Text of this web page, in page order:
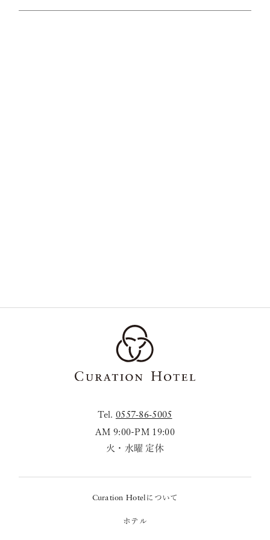
Tel. 0557-86-5005
AM 9:00-PM 19:00
火・水曜 定休
Curation Hotel について
ホテル